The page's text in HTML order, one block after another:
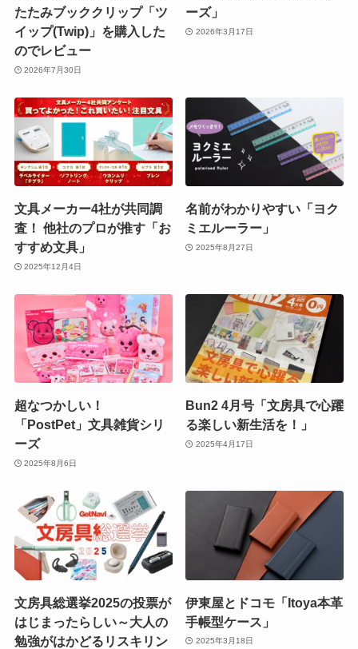
たたみブッククリップ「ツ
イップ(Twip)」を購入した
のでレビュー
2026年7月30日
ーズ」
2026年3月17日
文具メーカー4社が共同調
査！ 他社のプロが推す「お
すすめ文具」
2025年12月4日
名前がわかりやすい「ヨク
ミエルーラー」
2025年8月27日
超なつかしい！
「PostPet」文具雑貨シリ
ーズ
2025年8月6日
Bun2 4月号「文房具で心躍
る楽しい新生活を！」
2025年4月17日
文房具総選挙2025の投票が
はじまったらしい～大人の
勉強がはかどるリスキリン
伊東屋とドコモ「Itoya本革
手帳型ケース」
2025年3月18日